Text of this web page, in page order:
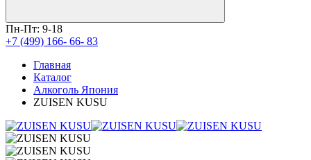
Пн-Пт: 9-18
+7 (499) 166- 66- 83
Главная
Каталог
Алкоголь Япония
ZUISEN KUSU